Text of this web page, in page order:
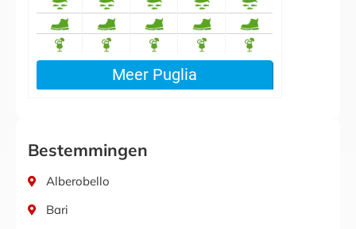
Bestemmingen
Alberobello
Bari